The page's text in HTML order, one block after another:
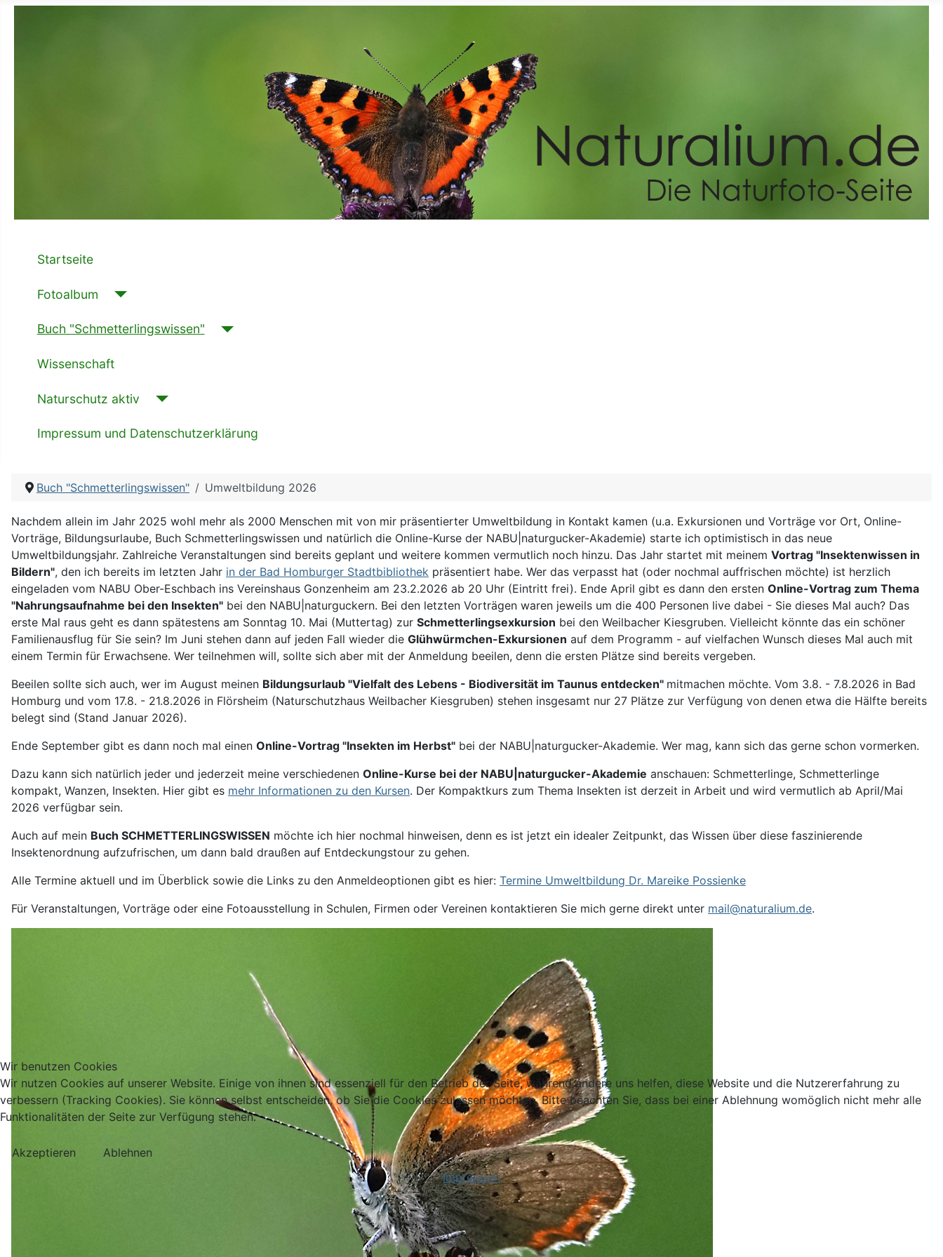
Startseite
Fotoalbum
Buch "Schmetterlingswissen"
Wissenschaft
Naturschutz aktiv
Impressum und Datenschutzerklärung
Buch "Schmetterlingswissen" Umweltbildung 2026
Nachdem allein im Jahr 2025 wohl mehr als 2000 Menschen mit von mir präsentierter Umweltbildung in Kontakt kamen (u.a. Exkursionen und Vorträge vor Ort, Online-
Vorträge, Bildungsurlaube, Buch Schmetterlingswissen und natürlich die Online-Kurse der NABU|naturgucker-Akademie) starte ich optimistisch in das neue
Umweltbildungsjahr. Zahlreiche Veranstaltungen sind bereits geplant und weitere kommen vermutlich noch hinzu. Das Jahr startet mit meinem Vortrag "Insektenwissen in
Bildern", den ich bereits im letzten Jahr in der Bad Homburger Stadtbibliothek präsentiert habe. Wer das verpasst hat (oder nochmal auffrischen möchte) ist herzlich
eingeladen vom NABU Ober-Eschbach ins Vereinshaus Gonzenheim am 23.2.2026 ab 20 Uhr (Eintritt frei). Ende April gibt es dann den ersten Online-Vortrag zum Thema
"Nahrungsaufnahme bei den Insekten" bei den NABU|naturguckern. Bei den letzten Vorträgen waren jeweils um die 400 Personen live dabei - Sie dieses Mal auch? Das
erste Mal raus geht es dann spätestens am Sonntag 10. Mai (Muttertag) zur Schmetterlingsexkursion bei den Weilbacher Kiesgruben. Vielleicht könnte das ein schöner
Familienausflug für Sie sein? Im Juni stehen dann auf jeden Fall wieder die Glühwürmchen-Exkursionen auf dem Programm - auf vielfachen Wunsch dieses Mal auch mit
einem Termin für Erwachsene. Wer teilnehmen will, sollte sich aber mit der Anmeldung beeilen, denn die ersten Plätze sind bereits vergeben.
Beeilen sollte sich auch, wer im August meinen Bildungsurlaub "Vielfalt des Lebens - Biodiversität im Taunus entdecken" mitmachen möchte. Vom 3.8. - 7.8.2026 in Bad
Homburg und vom 17.8. - 21.8.2026 in Flörsheim (Naturschutzhaus Weilbacher Kiesgruben) stehen insgesamt nur 27 Plätze zur Verfügung von denen etwa die Hälfte bereits
belegt sind (Stand Januar 2026).
Ende September gibt es dann noch mal einen Online-Vortrag "Insekten im Herbst" bei der NABU|naturgucker-Akademie. Wer mag, kann sich das gerne schon vormerken.
Dazu kann sich natürlich jeder und jederzeit meine verschiedenen Online-Kurse bei der NABU|naturgucker-Akademie anschauen: Schmetterlinge, Schmetterlinge
kompakt, Wanzen, Insekten. Hier gibt es mehr Informationen zu den Kursen. Der Kompaktkurs zum Thema Insekten ist derzeit in Arbeit und wird vermutlich ab April/Mai
2026 verfügbar sein.
Auch auf mein Buch SCHMETTERLINGSWISSEN möchte ich hier nochmal hinweisen, denn es ist jetzt ein idealer Zeitpunkt, das Wissen über diese faszinierende
Insektenordnung aufzufrischen, um dann bald draußen auf Entdeckungstour zu gehen.
Alle Termine aktuell und im Überblick sowie die Links zu den Anmeldeoptionen gibt es hier: Termine Umweltbildung Dr. Mareike Possienke
Für Veranstaltungen, Vorträge oder eine Fotoausstellung in Schulen, Firmen oder Vereinen kontaktieren Sie mich gerne direkt unter mail@naturalium.de.
Wir benutzen Cookies
Wir nutzen Cookies auf unserer Website. Einige von ihnen sind essenziell für den Betrieb der Seite, während andere uns helfen, diese Website und die Nutzererfahrung zu
verbessern (Tracking Cookies). Sie können selbst entscheiden, ob Sie die Cookies zulassen möchten. Bitte beachten Sie, dass bei einer Ablehnung womöglich nicht mehr alle
Funktionalitäten der Seite zur Verfügung stehen.
Akzeptieren
Ablehnen
Impressum